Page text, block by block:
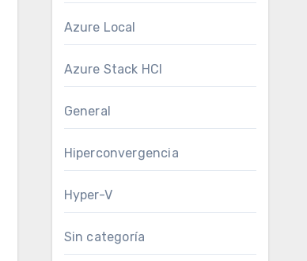
Azure Local
Azure Stack HCI
General
Hiperconvergencia
Hyper-V
Sin categoría